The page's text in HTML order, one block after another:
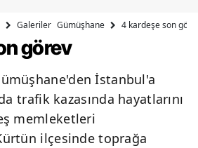
Bingöl
Bitlis
Bolu
Burdur
Galeriler Gümüşhane 4 kardeşe son
görev
İstanbul'a
trafik kazasında hayatlarını
memleketleri
ilçesinde toprağa